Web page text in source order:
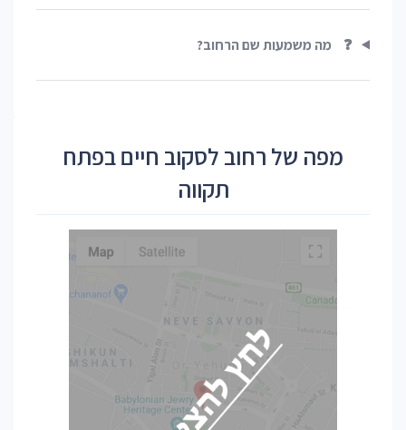
❓ מה משמעות שם הרחוב?
מפה של רחוב לסקוב חיים בפתח
תקווה